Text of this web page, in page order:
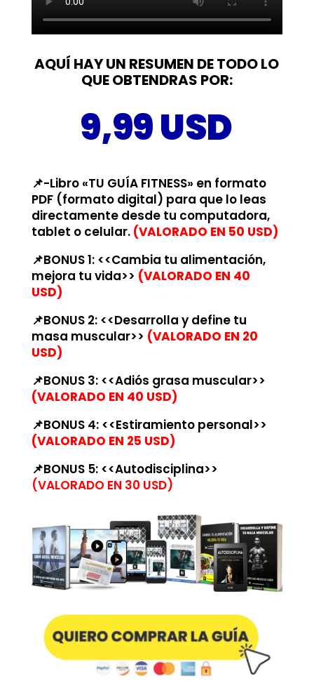
AQUÍ HAY UN RESUMEN DE TODO LO
QUE OBTENDRAS POR:
9,99 USD
📌-Libro «TU GUÍA FITNESS» en formato
PDF (formato digital) para que lo leas
directamente desde tu computadora,
tablet o celular. (VALORADO EN 50 USD)
📌BONUS 1: <<Cambia tu alimentación,
mejora tu vida>> (VALORADO EN 40
USD)
📌BONUS 2: <<Desarrolla y define tu
masa muscular>> (VALORADO EN 20
USD)
📌BONUS 3: <<Adiós grasa muscular>>
(VALORADO EN 40 USD)
📌BONUS 4: <<Estiramiento personal>>
(VALORADO EN 25 USD)
📌BONUS 5: <<Autodisciplina>>
(VALORADO EN 30 USD)